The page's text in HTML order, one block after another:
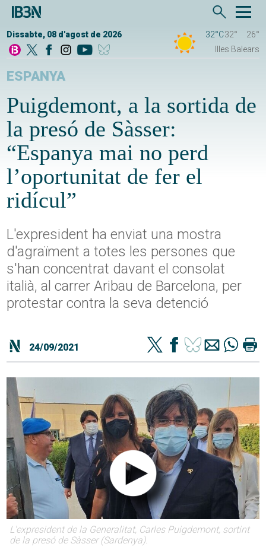
Dissabte, 08 d'agost de 2026 32°C32°
26°
Illes Balears
ESPANYA
Puigdemont, a la sortida de
la presó de Sàsser:
“Espanya mai no perd
l’oportunitat de fer el
ridícul”
L'expresident ha enviat una mostra
d'agraïment a totes les persones que
s'han concentrat davant el consolat
italià, al carrer Aribau de Barcelona, per
protestar contra la seva detenció
24/09/2021
L'expresident de la Generalitat, Carles Puigdemont, sortint
de la presó de Sàsser (Sardenya).